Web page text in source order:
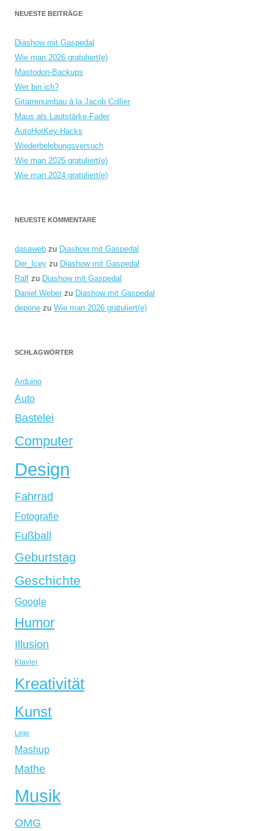
NEUESTE BEITRÄGE
Diashow mit Gaspedal
Wie man 2026 gratuliert(e)
Mastodon-Backups
Wer bin ich?
Gitarrenumbau à la Jacob Collier
Maus als Lautstärke-Fader
AutoHotKey-Hacks
Wiederbelebungsversuch
Wie man 2025 gratuliert(e)
Wie man 2024 gratuliert(e)
NEUESTE KOMMENTARE
dasaweb zu Diashow mit Gaspedal
Der_Icey zu Diashow mit Gaspedal
Ralf zu Diashow mit Gaspedal
Daniel Weber zu Diashow mit Gaspedal
depone zu Wie man 2026 gratuliert(e)
SCHLAGWÖRTER
Arduino
Auto
Bastelei
Computer
Design
Fahrrad
Fotografie
Fußball
Geburtstag
Geschichte
Google
Humor
Illusion
Klavier
Kreativität
Kunst
Lego
Mashup
Mathe
Musik
OMG